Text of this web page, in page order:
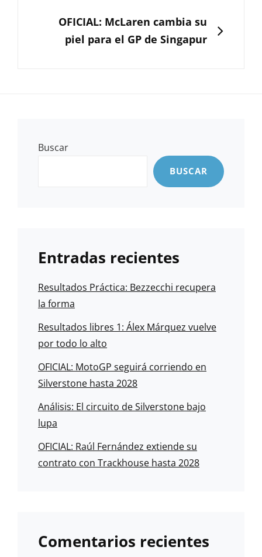
SIGUIENTE
OFICIAL: McLaren cambia su
piel para el GP de Singapur
Buscar
BUSCAR
Entradas recientes
Resultados Práctica: Bezzecchi recupera
la forma
Resultados libres 1: Álex Márquez vuelve
por todo lo alto
OFICIAL: MotoGP seguirá corriendo en
Silverstone hasta 2028
Análisis: El circuito de Silverstone bajo
lupa
OFICIAL: Raúl Fernández extiende su
contrato con Trackhouse hasta 2028
Comentarios recientes